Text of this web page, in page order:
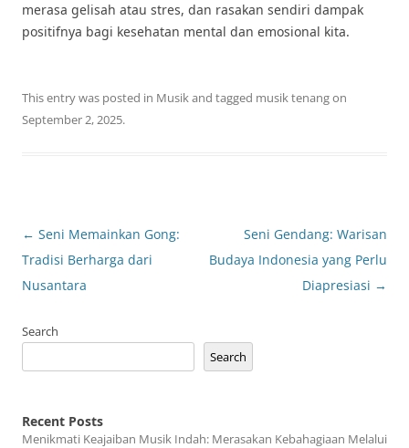
merasa gelisah atau stres, dan rasakan sendiri dampak
positifnya bagi kesehatan mental dan emosional kita.
This entry was posted in Musikand tagged musik tenangon
September 2, 2025.
Post
navigation
← Seni Memainkan Gong:
Tradisi Berharga dari
Nusantara
Seni Gendang: Warisan
Budaya Indonesia yang Perlu
Diapresiasi →
Search
Search
Recent Posts
Menikmati Keajaiban Musik Indah: Merasakan Kebahagiaan Melalui